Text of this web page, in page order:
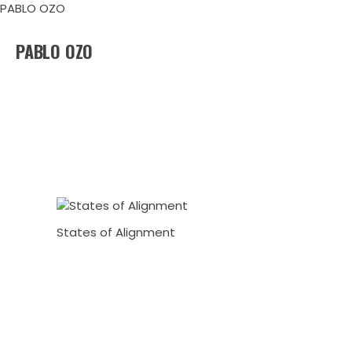
Ir
contenido
PABLO OZO
PABLO OZO
States of Alignment